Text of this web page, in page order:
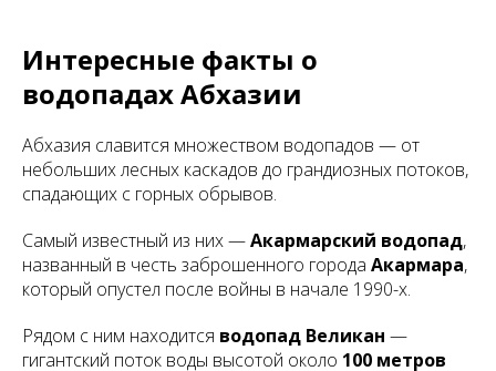
Интересные факты о
водопадах Абхазии
Абхазия славится множеством водопадов — от
небольших лесных каскадов до грандиозных потоков,
спадающих с горных обрывов.
Самый известный из них —Акармарский водопад,
названный в честь заброшенного города Акармара,
который опустел после войны в начале 1990-х.
Рядом с ним находится водопад Великан —
гигантский поток воды высотой около 100 метров